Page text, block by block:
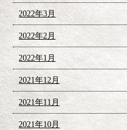
2022年3月
2022年2月
2022年1月
2021年12月
2021年11月
2021年10月